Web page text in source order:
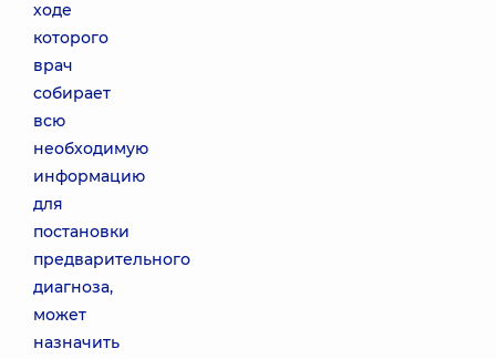
ходе
которого
врач
собирает
всю
необходимую
информацию
для
постановки
предварительного
диагноза,
может
назначить